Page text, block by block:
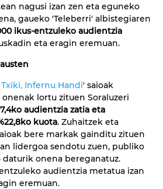
nagusi izan zen eta eguneko
gaueko 'Teleberri' albistegiaren
ikus-entzuleko audientzia
eta eragin eremuan.
Infernu Handi' saioak
lortu zituen Soraluzeri
audientzia zatia eta
kuota. Zuhaitzek eta
bere markak gainditu zituen
lidergoa sendotu zuen, publiko
onena bereganatuz.
audientzia metatua izan
eremuan.